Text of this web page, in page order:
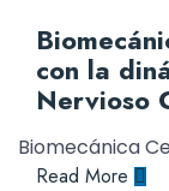
con la
Nervioso
Biomecánica
Read More